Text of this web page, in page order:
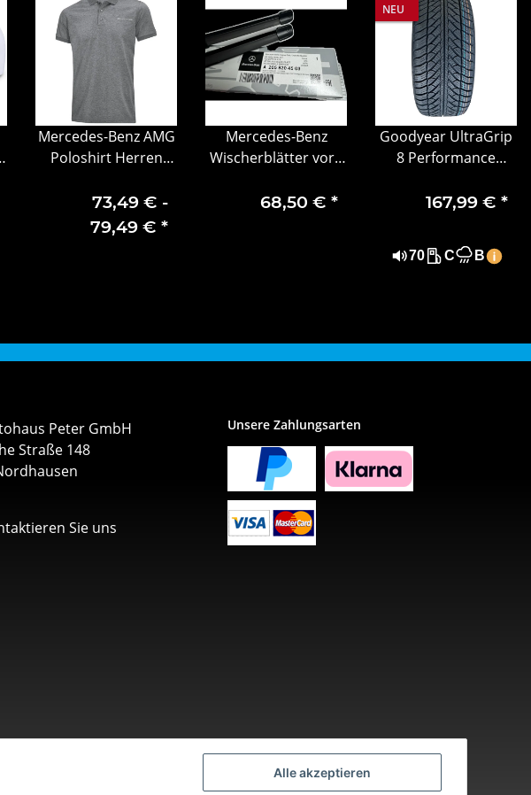
Alle akzeptieren
Mercedes-Benz AMG
Poloshirt Herren
73,49 € -
79,49 € *
Mercedes-Benz
Wischerblätter vorn
und EQC 293
68,50 € *
NEU
Goodyear UltraGrip
8 Performance
XL FP – PKW
167,99 € *
70 C B
Peter GmbH
Straße 148
Sie uns
Unsere Zahlungsarten